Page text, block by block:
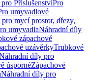
PříslušenstvíPro
umyvadlové
mycí prostor, dřezy,
umyvadlaNáhradní díly
zápachové
uzávěrkyTrubkové
díly pro
úspornéZápachové
Náhradní díly pro